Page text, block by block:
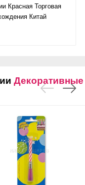
Красная Торговая
Китай
Декоративные